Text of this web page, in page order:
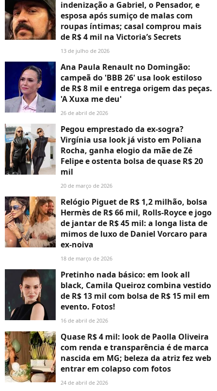
indenização a Gabriel, o Pensador, e
esposa após sumiço de malas com
roupas íntimas; casal comprou mais
de R$ 4 mil na Victoria’s Secrets
13 de julho de 2026
Ana Paula Renault no Domingão:
campeã do 'BBB 26' usa look estiloso
de R$ 8 mil e entrega origem das peças.
'A Xuxa me deu'
26 de abril de 2026
Pegou emprestado da ex-sogra?
Virgínia usa look já visto em Poliana
Rocha, ganha elogio da mãe de Zé
Felipe e ostenta bolsa de quase R$ 20
mil
20 de março de 2026
Relógio Piguet de R$ 1,2 milhão, bolsa
Hermès de R$ 66 mil, Rolls-Royce e jogo
de jantar de R$ 45 mil: a longa lista de
mimos de luxo de Daniel Vorcaro para
ex-noiva
18 de março de 2026
Pretinho nada básico: em look all
black, Camila Queiroz combina vestido
de R$ 13 mil com bolsa de R$ 15 mil em
evento. Fotos!
16 de abril de 2026
Quase R$ 4 mil: look de Paolla Oliveira
com renda e transparência é de marca
nascida em MG; beleza da atriz fez web
entrar em colapso com fotos
24 de abril de 2026